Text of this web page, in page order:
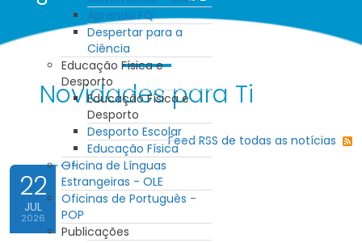
Aprendo FQ
Despertar para a
Ciência
Educação Física e
Desporto
Educação Física e
Desporto
Desporto Escolar
Educação Física
Oficina de Línguas
Estrangeiras - OLE
Oficinas de Português -
POP
Publicações
Novidades para Ti
Feed RSS de todas as notícias
22
JUL
2026